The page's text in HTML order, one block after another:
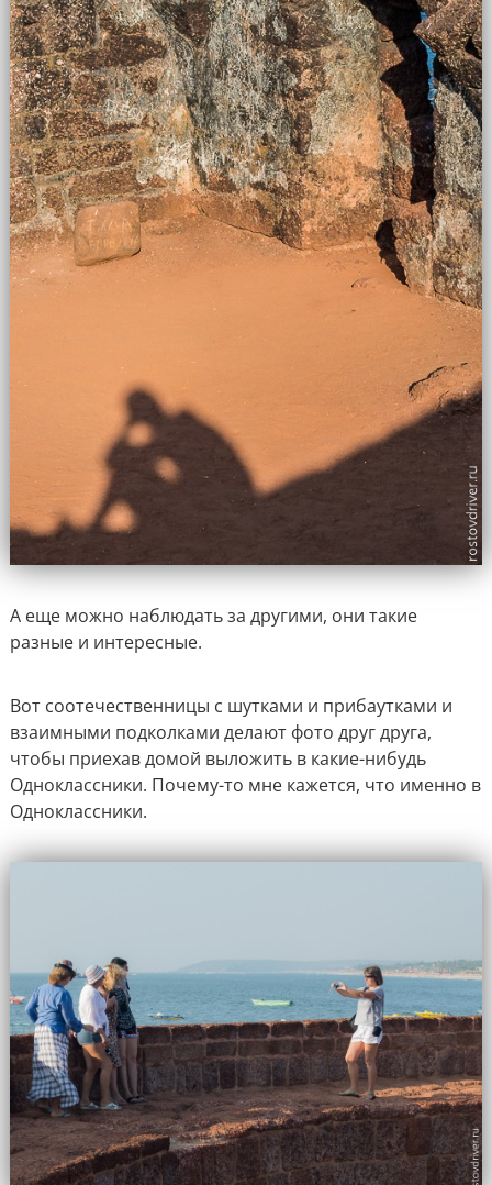
А еще можно наблюдать за другими, они такие
разные и интересные.
Вот соотечественницы с шутками и прибаутками и
взаимными подколками делают фото друг друга,
чтобы приехав домой выложить в какие-нибудь
Одноклассники. Почему-то мне кажется, что именно в
Одноклассники.